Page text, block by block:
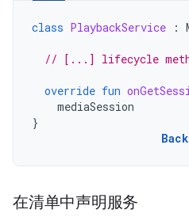
class PlaybackService :
// [...] lifecycle
override fun
mediaSession
}
在清单中声明服务